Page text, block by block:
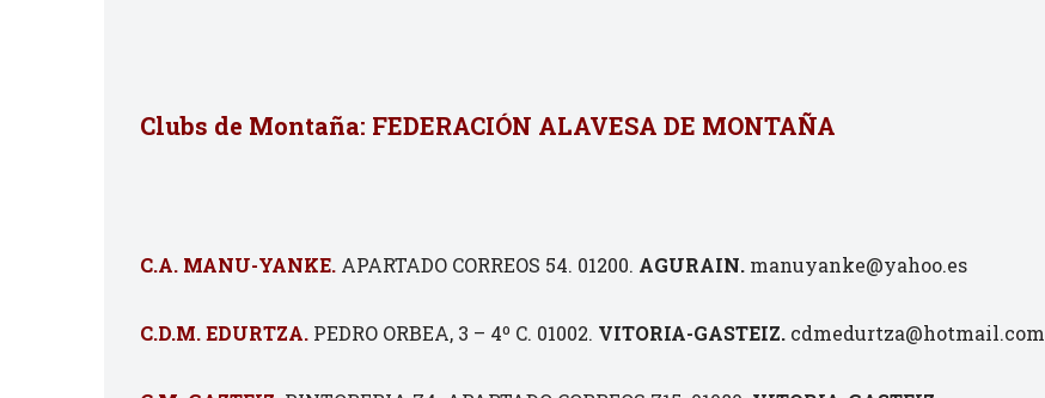
Clubs de Montaña: FEDERACIÓN ALAVESA DE MONTAÑA
C.A. MANU-YANKE. APARTADO CORREOS 54. 01200. AGURAIN. manuyanke@yahoo.es
C.D.M. EDURTZA. PEDRO ORBEA, 3 – 4º C. 01002. VITORIA-GASTEIZ. cdmedurtza@hotmail.com